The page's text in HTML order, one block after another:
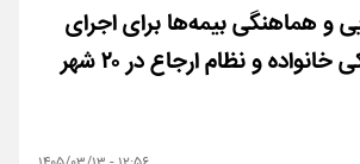
و هماهنگی بیمه‌ها برای اجرای
برنامه ملی پزشکی خانواده و نظام ارجاع در ۲۰ شهر